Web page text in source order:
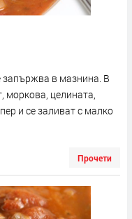
запържва в мазнина. В
целината,
и се заливат с малко
Прочети